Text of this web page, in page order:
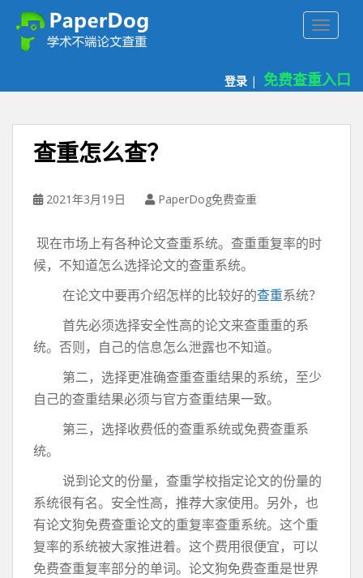
登录 | 免费查重入口
查重怎么查？
2021年3月19日 PaperDog免费查重
现在市场上有各种论文查重系统。查重重复率的时
候，不知道怎么选择论文的查重系统。
在论文中要再介绍怎样的比较好的查重系统？
首先必须选择安全性高的论文来查重重的系
统。否则，自己的信息怎么泄露也不知道。
第二，选择更准确查重查重结果的系统，至少
自己的查重结果必须与官方查重结果一致。
第三，选择收费低的查重系统或免费查重系
统。
说到论文的份量，查重学校指定论文的份量的
系统很有名。安全性高，推荐大家使用。另外，也
有论文狗免费查重论文的重复率查重系统。这个重
复率的系统被大家推进着。这个费用很便宜，可以
免费查重复率部分的单词。论文狗免费查重是世界